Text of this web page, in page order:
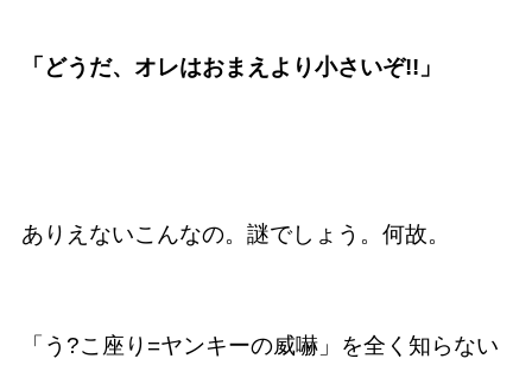
「どうだ、オレはおまえより小さいぞ!!」
ありえないこんなの。謎でしょう。何故。
「う?こ座り=ヤンキーの威嚇」を全く知らない